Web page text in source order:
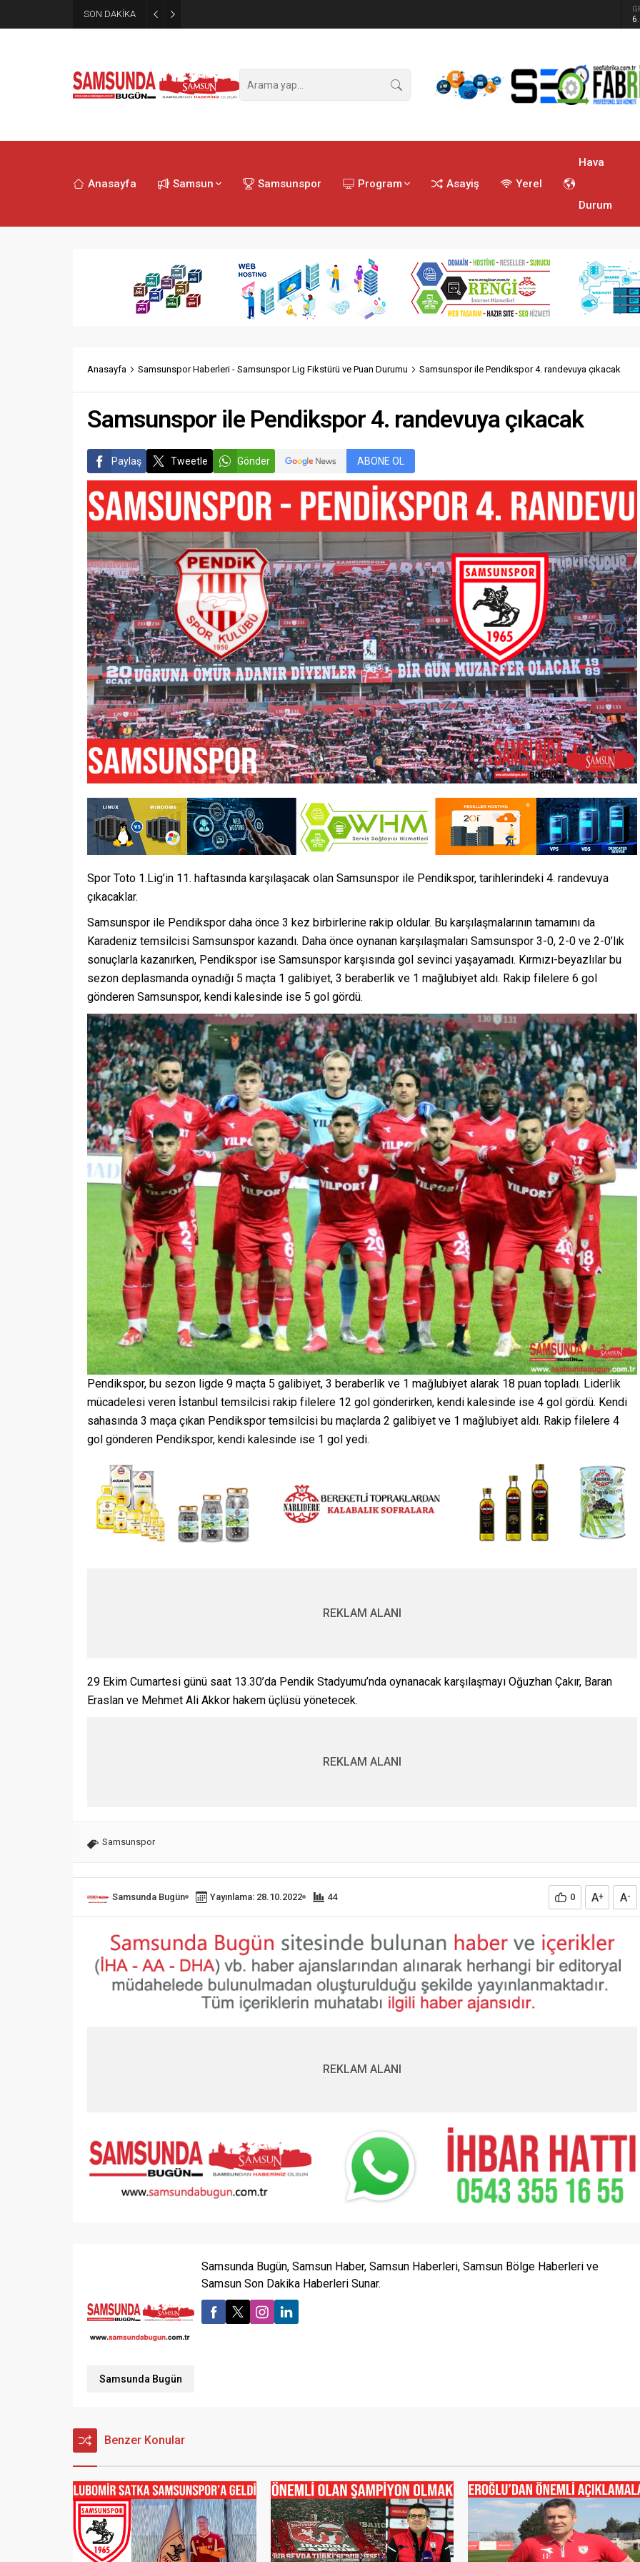
SON DAKİKA
Anasayfa Samsun Samsunspor Program Asayiş Yerel
Hava
Durum
Anasayfa Samsunspor Haberleri - Samsunspor Lig Fikstürü ve Puan Durumu Samsunspor ile Pendikspor 4. randevuya çıkacak
Samsunspor ile Pendikspor 4. randevuya çıkacak
Paylaş Tweetle Gönder ABONE OL
Spor Toto 1.Lig’in 11. haftasında karşılaşacak olan Samsunspor ile Pendikspor, tarihlerindeki 4. randevuya
çıkacaklar.
Samsunspor ile Pendikspor daha önce 3 kez birbirlerine rakip oldular. Bu karşılaşmalarının tamamını da
Karadeniz temsilcisi Samsunspor kazandı. Daha önce oynanan karşılaşmaları Samsunspor 3-0, 2-0 ve 2-0’lık
sonuçlarla kazanırken, Pendikspor ise Samsunspor karşısında gol sevinci yaşayamadı. Kırmızı-beyazlılar bu
sezon deplasmanda oynadığı 5 maçta 1 galibiyet, 3 beraberlik ve 1 mağlubiyet aldı. Rakip filelere 6 gol
gönderen Samsunspor, kendi kalesinde ise 5 gol gördü.
Pendikspor, bu sezon ligde 9 maçta 5 galibiyet, 3 beraberlik ve 1 mağlubiyet alarak 18 puan topladı. Liderlik
mücadelesi veren İstanbul temsilcisi rakip filelere 12 gol gönderirken, kendi kalesinde ise 4 gol gördü. Kendi
sahasında 3 maça çıkan Pendikspor temsilcisi bu maçlarda 2 galibiyet ve 1 mağlubiyet aldı. Rakip filelere 4
gol gönderen Pendikspor, kendi kalesinde ise 1 gol yedi.
REKLAM ALANI
29 Ekim Cumartesi günü saat 13.30’da Pendik Stadyumu’nda oynanacak karşılaşmayı Oğuzhan Çakır, Baran
Eraslan ve Mehmet Ali Akkor hakem üçlüsü yönetecek.
REKLAM ALANI
Samsunspor
Samsunda Bugün Yayınlama: 28.10.2022 44 0 A+ A-
REKLAM ALANI
Samsunda Bugün
Samsunda Bugün, Samsun Haber, Samsun Haberleri, Samsun Bölge Haberleri ve
Samsun Son Dakika Haberleri Sunar.
Benzer Konular
Samsunspor ‘Lubomir